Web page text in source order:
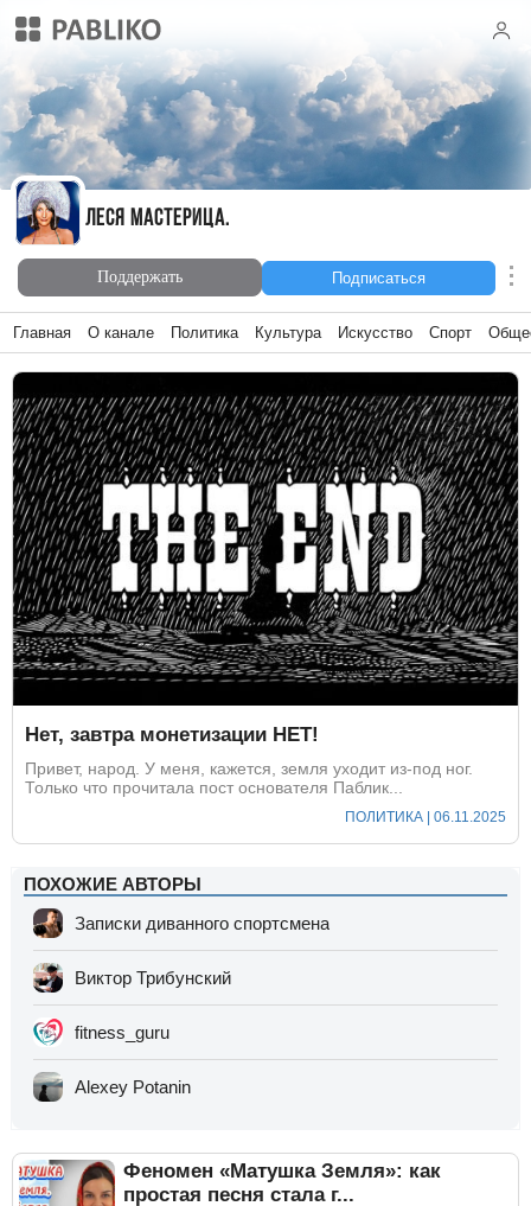
Леся Мастерица.
Леся Мастерица.
Поддержать Подписаться
Главная О канале Политика Культура Искусство Спорт
Нет, завтра монетизации НЕТ!
Привет, народ. У меня, кажется, земля уходит из-под ног.
Только что прочитала пост основателя Паблик...
ПОЛИТИКА | 06.11.2025
ПОХОЖИЕ АВТОРЫ
Записки диванного спортсмена
Виктор Трибунский
fitness_guru
Alexey Potanin
Феномен «Матушка Земля»: как
простая песня стала г...